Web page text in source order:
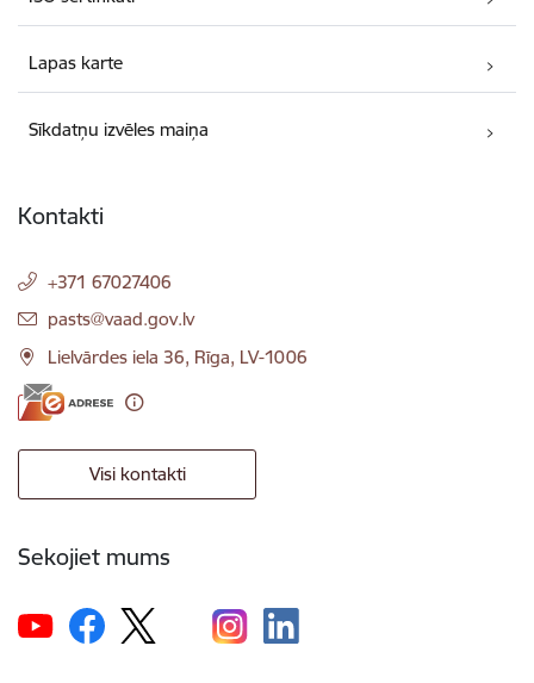
Lapas karte
Sīkdatņu izvēles maiņa
Kontakti
+371 67027406
E-pasts:
pasts@vaad.gov.lv
Lielvārdes iela 36, Rīga, LV-1006
Visi kontakti
Sekojiet mums